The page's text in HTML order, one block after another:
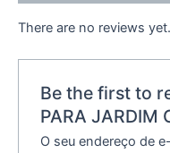
There are no reviews yet.
Be the first to
PARA JARDIM
O seu endereço de